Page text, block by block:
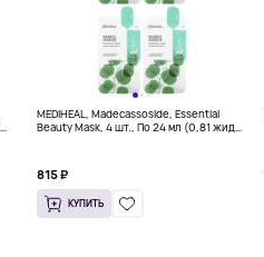
MEDIHEAL, Madecassoside, Essential
Beauty Mask, 4 шт., По 24 мл (0,81 жидк.
815 ₽
КУПИТЬ